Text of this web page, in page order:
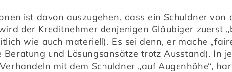
ist davon auszugehen, dass ein Schuldner von
der Kreditnehmer denjenigen Gläubiger zuerst
wie auch materiell). Es sei denn, er mache
und Lösungsansätze trotz Ausstand). In
mit dem Schuldner „auf Augenhöhe“,